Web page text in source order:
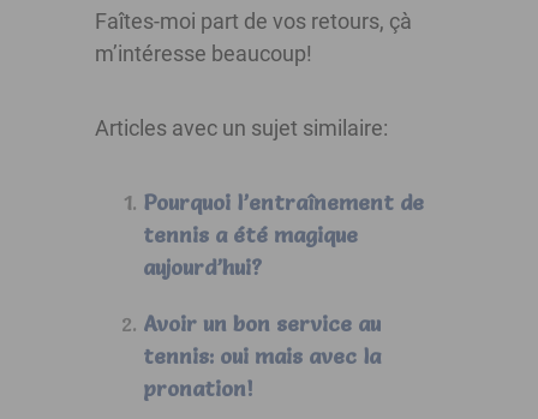
Faîtes-moi part de vos retours, çà
m’intéresse beaucoup!
Articles avec un sujet similaire:
Pourquoi l’entraînement de
tennis a été magique
aujourd’hui?
Avoir un bon service au
tennis: oui mais avec la
pronation!